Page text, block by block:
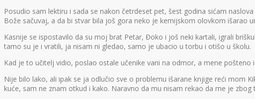
Posudio sam lektiru i sada se nakon četrdeset pet, šest godina sićam
Bože sačuvaj, a da bi stvar bila još gora neko je kemijskom olovkom išarao
Kasnije se ispostavilo da su moj brat Petar, Đoko i još neki kartali, igrali
tamo su je i vratili, ja nisam ni gledao, samo je ubacio u torbu i otišo u školu.
Kad je to učitelj vidio, poslao ostale učenike vani na odmor, a mene pošteno
Nije bilo lako, ali ipak se ja odlučio sve o problemu išarane knjige reći mom
kuće, sam ne znam otkud i kako. Naravno da mu nisam rekao da me je